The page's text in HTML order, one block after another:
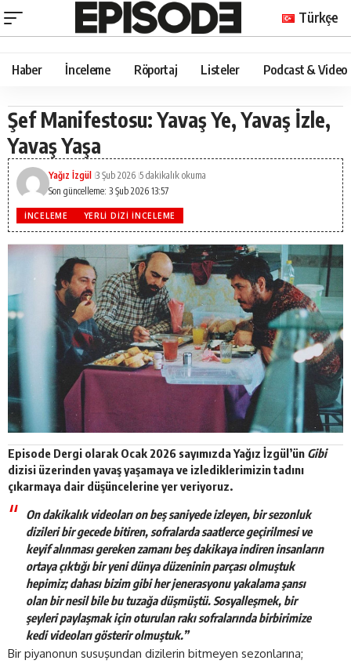
Türkçe
Haber İnceleme Röportaj Listeler Podcast & Video
Şef Manifestosu: Yavaş Ye, Yavaş İzle,
Yavaş Yaşa
Son güncelleme: 3 Şub 2026 13:57
Yağız İzgül 3 Şub 2026 5 dakikalık okuma
İNCELEME YERLI DIZI İNCELEME
Episode Dergi olarak Ocak 2026 sayımızda Yağız İzgül’ün Gibi
dizisi üzerinden yavaş yaşamaya ve izlediklerimizin tadını
çıkarmaya dair düşüncelerine yer veriyoruz.
On dakikalık videoları on beş saniyede izleyen, bir sezonluk
dizileri bir gecede bitiren, sofralarda saatlerce geçirilmesi ve
keyif alınması gereken zamanı beş dakikaya indiren insanların
ortaya çıktığı bir yeni dünya düzeninin parçası olmuştuk
hepimiz; dahası bizim gibi her jenerasyonu yakalama şansı
olan bir nesil bile bu tuzağa düşmüştü. Sosyalleşmek, bir
şeyleri paylaşmak için oturulan rakı sofralarında birbirimize
kedi videoları gösterir olmuştuk.”
Bir piyanonun susuşundan dizilerin bitmeyen sezonlarına;